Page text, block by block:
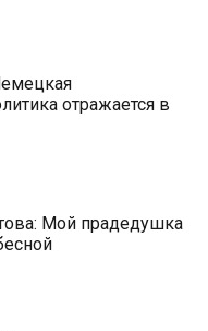
отражается в
Мой прадедушка